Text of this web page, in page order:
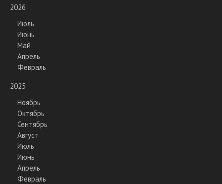
2026
Июль
Июнь
Май
Апрель
Февраль
2025
Ноябрь
Октябрь
Сентябрь
Август
Июль
Июнь
Апрель
Февраль